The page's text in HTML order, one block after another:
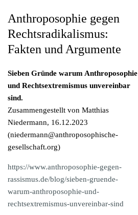
Anthroposophie gegen
Rechtsradikalismus:
Fakten und Argumente
Sieben Gründe warum Anthroposophie
und Rechtsextremismus unvereinbar
sind.
Zusammengestellt von Matthias
Niedermann, 16.12.2023
(niedermann@anthroposophische-
gesellschaft.org)
https://www.anthroposophie-gegen-
rassismus.de/blog/sieben-gruende-
warum-anthroposophie-und-
rechtsextremismus-unvereinbar-sind